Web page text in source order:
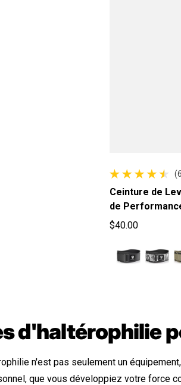
6 avis au total
Ceinture de
de
$40.00
d'haltérophilie
n'est pas seulement un
que vous développiez votre force